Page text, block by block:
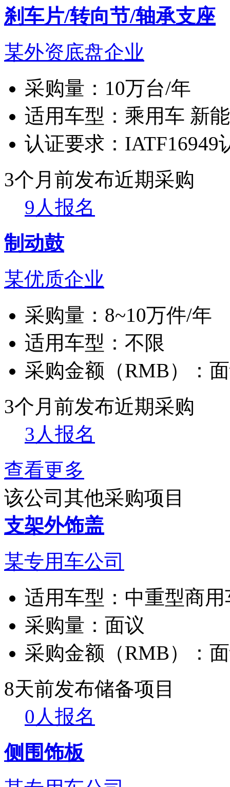
刹车片/转向节/轴承支座
某外资底盘企业
采购量： 10万台/年
适用车型： 乘用车 新
认证要求： IATF16949
3个月前发布近期采购
9人报名
制动鼓
某优质企业
采购量： 8~10万件/年
适用车型： 不限
采购金额（RMB）：
3个月前发布近期采购
3人报名
查看更多
该公司其他采购项目
支架外饰盖
某专用车公司
适用车型： 中重型商
采购量： 面议
采购金额（RMB）：
8天前发布储备项目
0人报名
侧围饰板